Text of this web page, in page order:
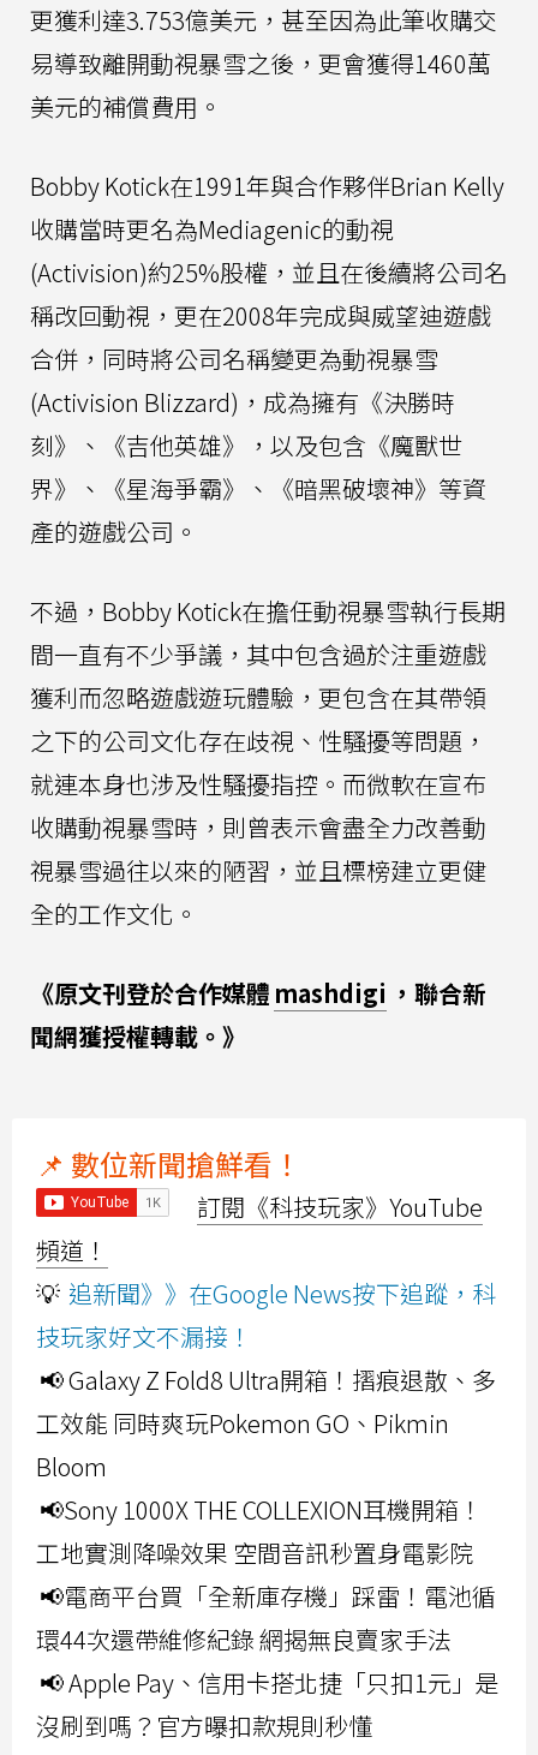
更獲利達3.753億美元，甚至因為此筆收購交
易導致離開動視暴雪之後，更會獲得1460萬
美元的補償費用。
Bobby Kotick在1991年與合作夥伴Brian Kelly
收購當時更名為Mediagenic的動視
(Activision)約25%股權，並且在後續將公司名
稱改回動視，更在2008年完成與威望迪遊戲
合併，同時將公司名稱變更為動視暴雪
(Activision Blizzard)，成為擁有《決勝時
刻》、《吉他英雄》，以及包含《魔獸世
界》、《星海爭霸》、《暗黑破壞神》等資
產的遊戲公司。
不過，Bobby Kotick在擔任動視暴雪執行長期
間一直有不少爭議，其中包含過於注重遊戲
獲利而忽略遊戲遊玩體驗，更包含在其帶領
之下的公司文化存在歧視、性騷擾等問題，
就連本身也涉及性騷擾指控。而微軟在宣布
收購動視暴雪時，則曾表示會盡全力改善動
視暴雪過往以來的陋習，並且標榜建立更健
全的工作文化。
《原文刊登於合作媒體 mashdigi ，聯合新
聞網獲授權轉載。》
📌 數位新聞搶鮮看！
訂閱《科技玩家》YouTube
頻道！
💡 追新聞》》在Google News按下追蹤，科
技玩家好文不漏接！
📢 Galaxy Z Fold8 Ultra開箱！摺痕退散、多
工效能 同時爽玩Pokemon GO、Pikmin
Bloom
📢Sony 1000X THE COLLEXION耳機開箱！
工地實測降噪效果 空間音訊秒置身電影院
📢電商平台買「全新庫存機」踩雷！電池循
環44次還帶維修紀錄 網揭無良賣家手法
📢 Apple Pay、信用卡搭北捷「只扣1元」是
沒刷到嗎？官方曝扣款規則秒懂